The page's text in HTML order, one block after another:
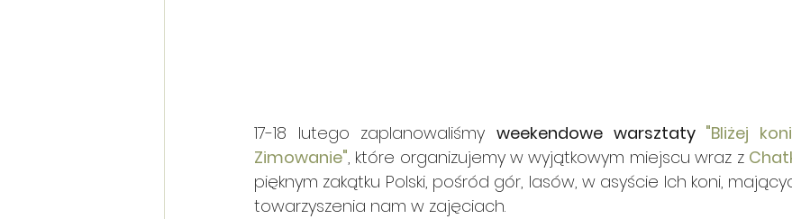
17-18 lutego zaplanowaliśmy weekendowe warsztaty "Bliżej
Zimowanie", które organizujemy w wyjątkowym miejscu wraz z
pięknym zakątku Polski, pośród gór, lasów, w asyście Ich koni,
towarzyszenia nam w zajęciach.